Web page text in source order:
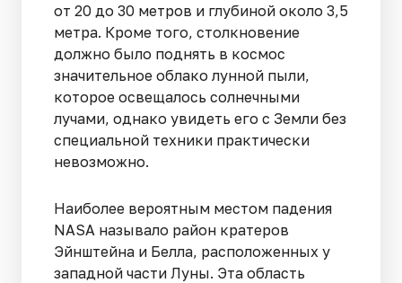
от 20 до 30 метров и глубиной около 3,5
метра. Кроме того, столкновение
должно было поднять в космос
значительное облако лунной пыли,
которое освещалось солнечными
лучами, однако увидеть его с Земли без
специальной техники практически
невозможно.
Наиболее вероятным местом падения
NASA называло район кратеров
Эйнштейна и Белла, расположенных у
западной части Луны. Эта область